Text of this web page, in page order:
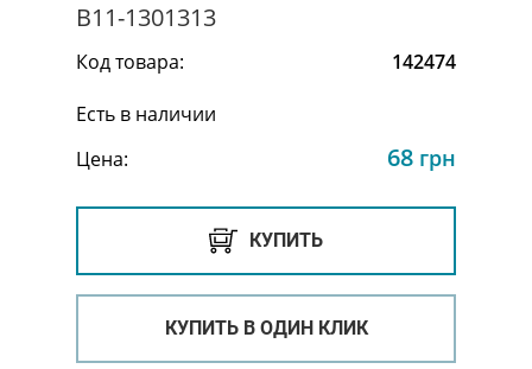
B11-1301313
Код товара:
142474
Есть в наличии
Цена:
68 грн
КУПИТЬ
КУПИТЬ В ОДИН КЛИК